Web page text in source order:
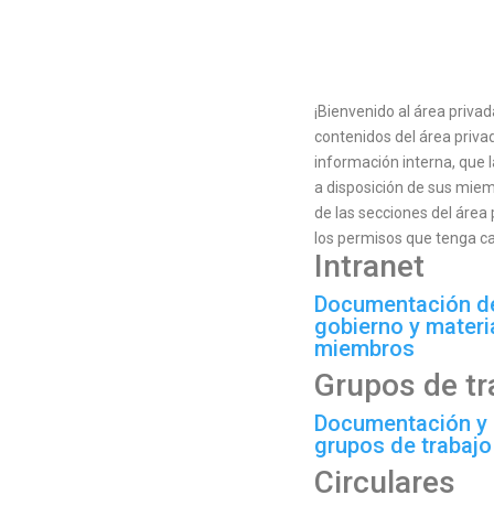
¡Bienvenido al área
contenidos del área
información interna, que
a disposición de sus
de las secciones del
los permisos que tenga
Intranet
Documentación
gobierno y
miembros
Grupos de
Documentación
grupos de trabajo
Circulares